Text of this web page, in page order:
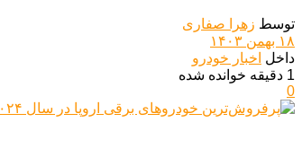
توسط زهرا صفاری
۱۸ بهمن ۱۴۰۳
داخل اخبار خودرو
1 دقیقه خوانده شده
0